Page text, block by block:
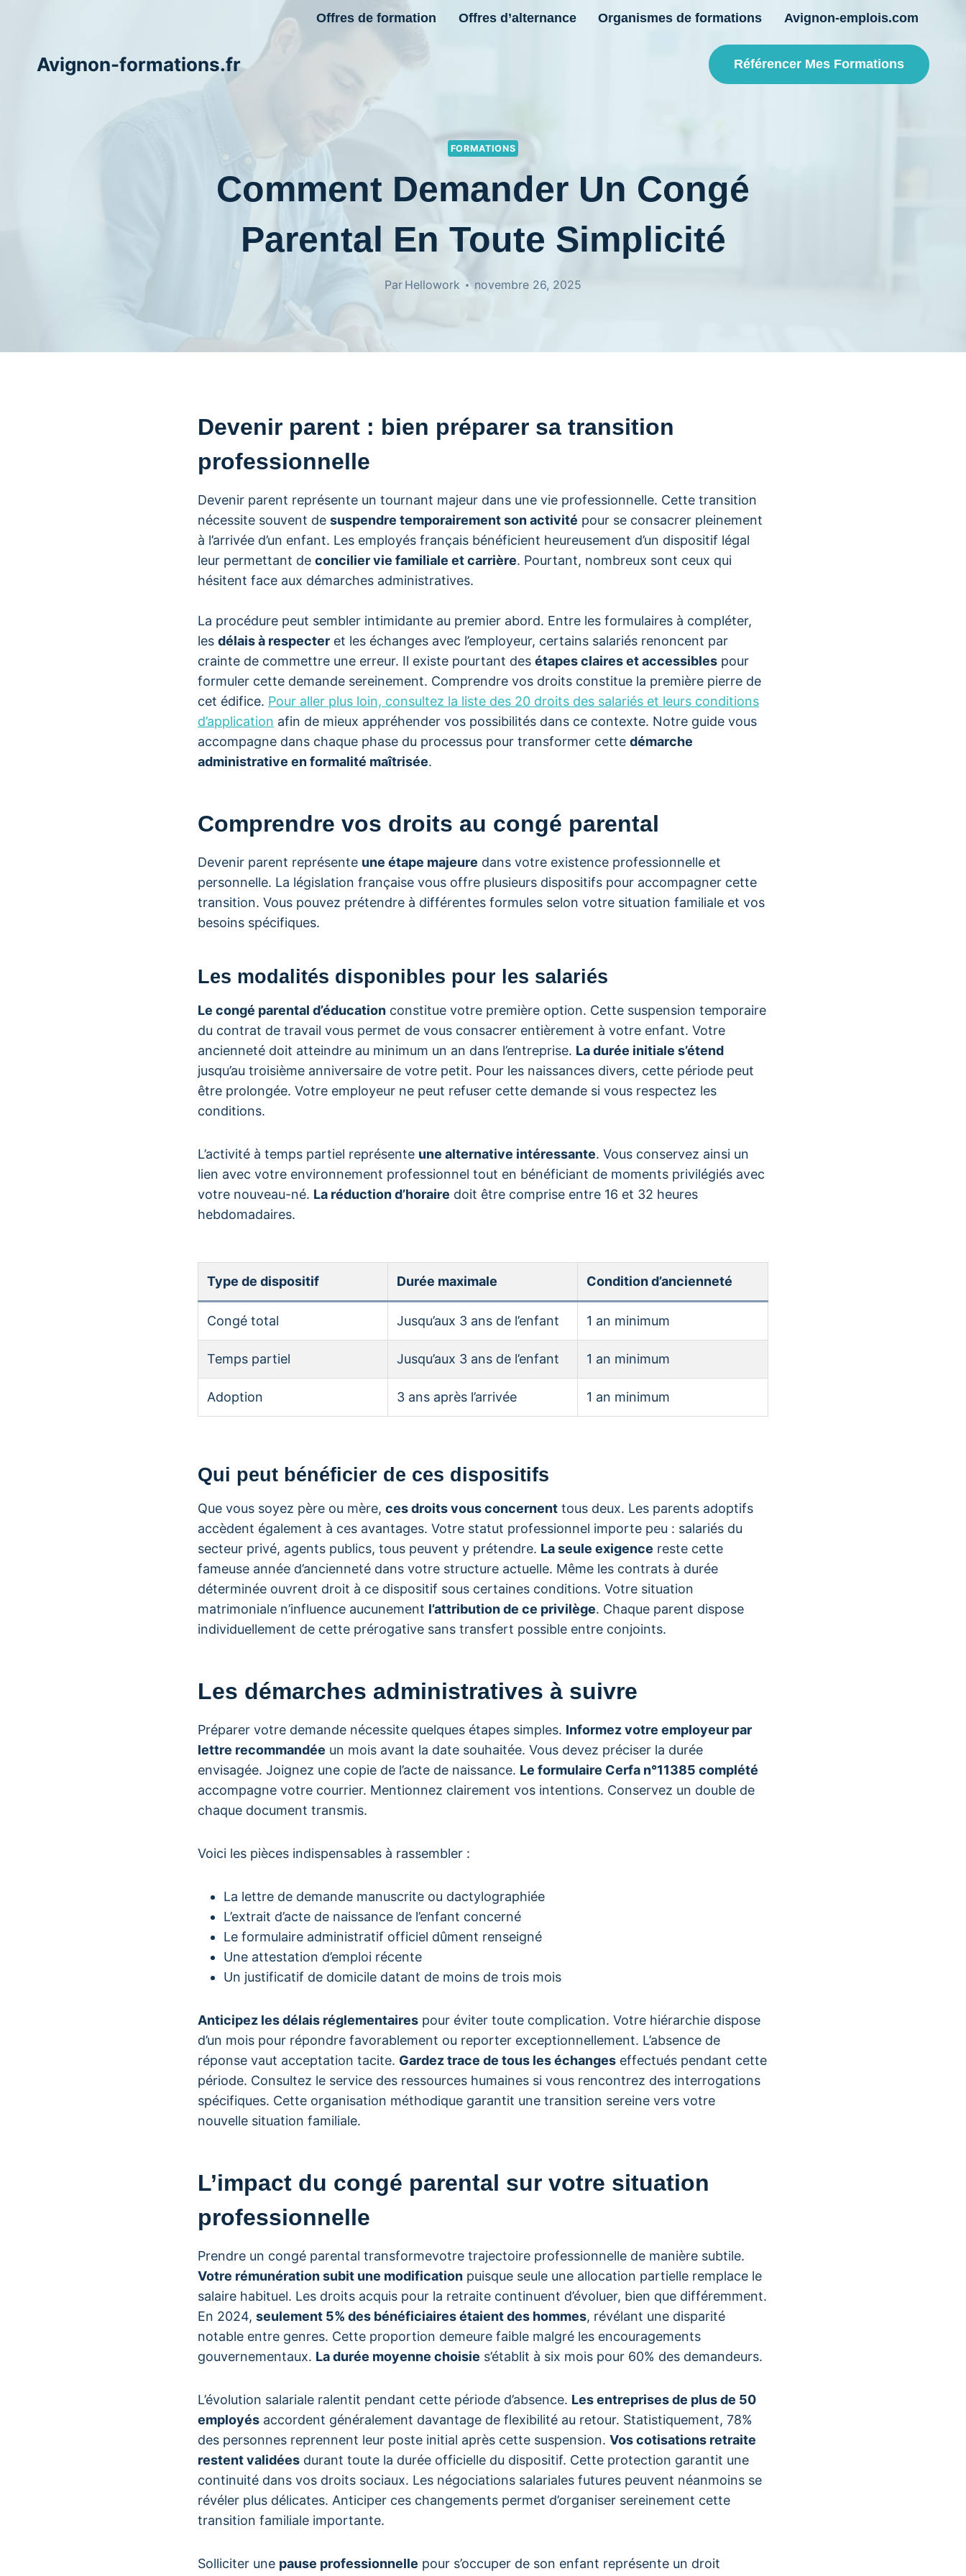
Offres de formation Offres d’alternance Organismes de formations Avignon-emplois.com
Avignon-formations.fr Référencer Mes Formations
FORMATIONS
Comment Demander Un Congé
Parental En Toute Simplicité
Par Hellowork novembre 26, 2025
Devenir parent : bien préparer sa transition
professionnelle
Devenir parent représente un tournant majeur dans une vie professionnelle. Cette transition
nécessite souvent de suspendre temporairement son activité pour se consacrer pleinement
à l’arrivée d’un enfant. Les employés français bénéficient heureusement d’un dispositif légal
leur permettant de concilier vie familiale et carrière. Pourtant, nombreux sont ceux qui
hésitent face aux démarches administratives.
La procédure peut sembler intimidante au premier abord. Entre les formulaires à compléter,
les délais à respecter et les échanges avec l’employeur, certains salariés renoncent par
crainte de commettre une erreur. Il existe pourtant des étapes claires et accessibles pour
formuler cette demande sereinement. Comprendre vos droits constitue la première pierre de
cet édifice. Pour aller plus loin, consultez la liste des 20 droits des salariés et leurs conditions
d’application afin de mieux appréhender vos possibilités dans ce contexte. Notre guide vous
accompagne dans chaque phase du processus pour transformer cette démarche
administrative en formalité maîtrisée.
Comprendre vos droits au congé parental
Devenir parent représente une étape majeure dans votre existence professionnelle et
personnelle. La législation française vous offre plusieurs dispositifs pour accompagner cette
transition. Vous pouvez prétendre à différentes formules selon votre situation familiale et vos
besoins spécifiques.
Les modalités disponibles pour les salariés
Le congé parental d’éducation constitue votre première option. Cette suspension temporaire
du contrat de travail vous permet de vous consacrer entièrement à votre enfant. Votre
ancienneté doit atteindre au minimum un an dans l’entreprise. La durée initiale s’étend
jusqu’au troisième anniversaire de votre petit. Pour les naissances divers, cette période peut
être prolongée. Votre employeur ne peut refuser cette demande si vous respectez les
conditions.
L’activité à temps partiel représente une alternative intéressante. Vous conservez ainsi un
lien avec votre environnement professionnel tout en bénéficiant de moments privilégiés avec
votre nouveau-né. La réduction d’horaire doit être comprise entre 16 et 32 heures
hebdomadaires.
Type de dispositif Durée maximale Condition d’ancienneté
Congé total Jusqu’aux 3 ans de l’enfant 1 an minimum
Temps partiel Jusqu’aux 3 ans de l’enfant 1 an minimum
Adoption 3 ans après l’arrivée 1 an minimum
Qui peut bénéficier de ces dispositifs
Que vous soyez père ou mère, ces droits vous concernent tous deux. Les parents adoptifs
accèdent également à ces avantages. Votre statut professionnel importe peu : salariés du
secteur privé, agents publics, tous peuvent y prétendre. La seule exigence reste cette
fameuse année d’ancienneté dans votre structure actuelle. Même les contrats à durée
déterminée ouvrent droit à ce dispositif sous certaines conditions. Votre situation
matrimoniale n’influence aucunement l’attribution de ce privilège. Chaque parent dispose
individuellement de cette prérogative sans transfert possible entre conjoints.
Les démarches administratives à suivre
Préparer votre demande nécessite quelques étapes simples. Informez votre employeur par
lettre recommandée un mois avant la date souhaitée. Vous devez préciser la durée
envisagée. Joignez une copie de l’acte de naissance. Le formulaire Cerfa n°11385 complété
accompagne votre courrier. Mentionnez clairement vos intentions. Conservez un double de
chaque document transmis.
Voici les pièces indispensables à rassembler :
La lettre de demande manuscrite ou dactylographiée
L’extrait d’acte de naissance de l’enfant concerné
Le formulaire administratif officiel dûment renseigné
Une attestation d’emploi récente
Un justificatif de domicile datant de moins de trois mois
Anticipez les délais réglementaires pour éviter toute complication. Votre hiérarchie dispose
d’un mois pour répondre favorablement ou reporter exceptionnellement. L’absence de
réponse vaut acceptation tacite. Gardez trace de tous les échanges effectués pendant cette
période. Consultez le service des ressources humaines si vous rencontrez des interrogations
spécifiques. Cette organisation méthodique garantit une transition sereine vers votre
nouvelle situation familiale.
L’impact du congé parental sur votre situation
professionnelle
Prendre un congé parental transformevotre trajectoire professionnelle de manière subtile.
Votre rémunération subit une modification puisque seule une allocation partielle remplace le
salaire habituel. Les droits acquis pour la retraite continuent d’évoluer, bien que différemment.
En 2024, seulement 5% des bénéficiaires étaient des hommes, révélant une disparité
notable entre genres. Cette proportion demeure faible malgré les encouragements
gouvernementaux. La durée moyenne choisie s’établit à six mois pour 60% des demandeurs.
L’évolution salariale ralentit pendant cette période d’absence. Les entreprises de plus de 50
employés accordent généralement davantage de flexibilité au retour. Statistiquement, 78%
des personnes reprennent leur poste initial après cette suspension. Vos cotisations retraite
restent validées durant toute la durée officielle du dispositif. Cette protection garantit une
continuité dans vos droits sociaux. Les négociations salariales futures peuvent néanmoins se
révéler plus délicates. Anticiper ces changements permet d’organiser sereinement cette
transition familiale importante.
Solliciter une pause professionnelle pour s’occuper de son enfant représente un droit